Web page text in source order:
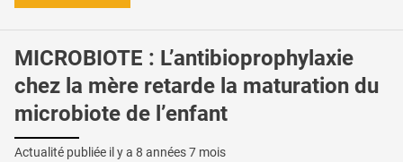
MICROBIOTE : L’antibioprophylaxie
chez la mère retarde la maturation du
microbiote de l’enfant
Actualité publiée il y a 8 années 7 mois